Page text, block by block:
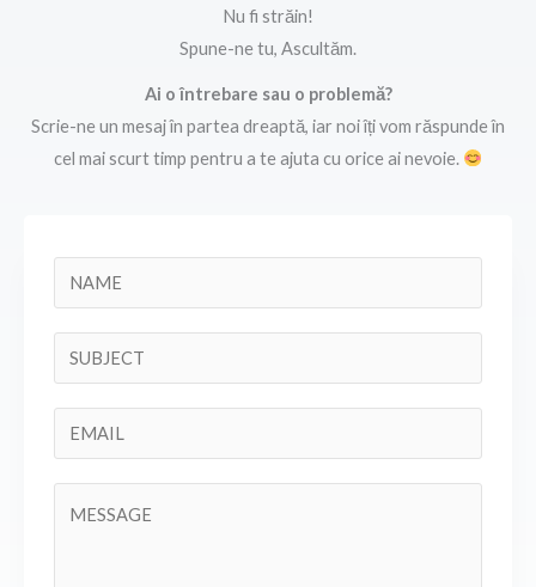
Nu fi străin!
Spune-ne tu, Ascultăm.
Ai o întrebare sau o problemă?
Scrie-ne un mesaj în partea dreaptă, iar noi îți vom răspunde în
cel mai scurt timp pentru a te ajuta cu orice ai nevoie.